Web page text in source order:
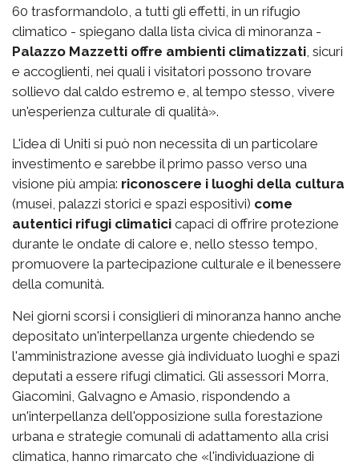
60 trasformandolo, a tutti gli effetti, in un rifugio
climatico - spiegano dalla lista civica di minoranza -
Palazzo Mazzetti offre ambienti climatizzati , sicuri
e accoglienti, nei quali i visitatori possono trovare
sollievo dal caldo estremo e, al tempo stesso, vivere
un'esperienza culturale di qualità».
L'idea di Uniti si può non necessita di un particolare
investimento e sarebbe il primo passo verso una
visione più ampia: riconoscere i luoghi della cultura
(musei, palazzi storici e spazi espositivi) come
autentici rifugi climatici capaci di offrire protezione
durante le ondate di calore e, nello stesso tempo,
promuovere la partecipazione culturale e il benessere
della comunità.
Nei giorni scorsi i consiglieri di minoranza hanno anche
depositato un'interpellanza urgente chiedendo se
l'amministrazione avesse già individuato luoghi e spazi
deputati a essere rifugi climatici. Gli assessori Morra,
Giacomini, Galvagno e Amasio, rispondendo a
un'interpellanza dell'opposizione sulla forestazione
urbana e strategie comunali di adattamento alla crisi
climatica, hanno rimarcato che «l'individuazione di